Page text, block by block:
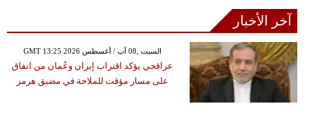
آخر الأخبار
GMT 13:25 2026 السبت ,08 آب / أغسطس
عراقجي يؤكد اقتراب إيران وعُمان من اتفاق
على مسار مؤقت للملاحة في مضيق هرمز